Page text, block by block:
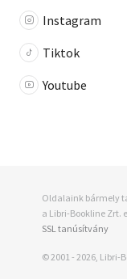
Instagram
Tiktok
Youtube
Oldalaink bármely
a Libri-Bookline Zrt.
SSL tanúsítvány
© 2001 - 2026,